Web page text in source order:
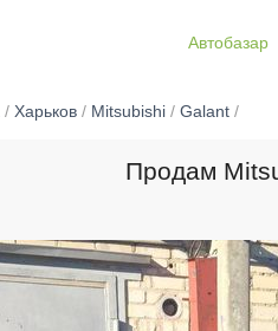
Автобазар
/ Харьков/ Mitsubishi/ Galant/
Продам